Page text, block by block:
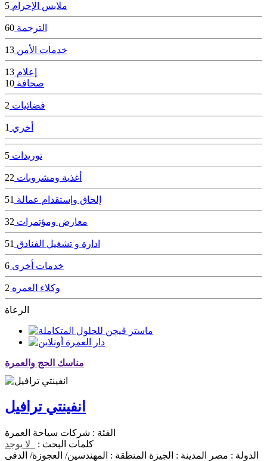
ملابس الإحرام 5
الترجمة 60
خدمات الأمن 13
إعلام 13
صحافة 10
فضائيات 2
أخري 1
توريدات 5
أغذية ومشروبات 22
إلحاق وإستقدام عمالة 51
معارض ومؤتمرات 32
ادارة و تشغيل الفنادق 51
خدمات أخرى 6
وكلاء العمره 2
الرعاة
مناسك الحج والعمرة
انفينتي ترافيل
الفئة : شركات سياحة العمرة
كلمات البحث :
لا يوجد
الدولة : مصر المدينة : الجيزة المنطقة : المهندسين/ العجوزة/ الدقى